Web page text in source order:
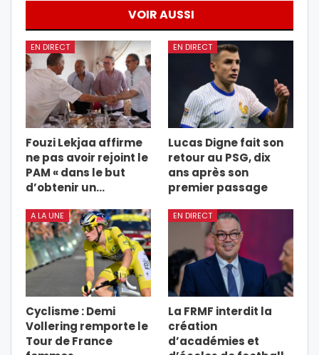
VOIR AUSSI
EN DIRECT
Fouzi Lekjaa affirme
ne pas avoir rejoint le
PAM « dans le but
d’obtenir un…
EN DIRECT
Lucas Digne fait son
retour au PSG, dix
ans après son
premier passage
A LA UNE
Cyclisme : Demi
Vollering remporte le
Tour de France
EN DIRECT
La FRMF interdit la
création
d’académies et